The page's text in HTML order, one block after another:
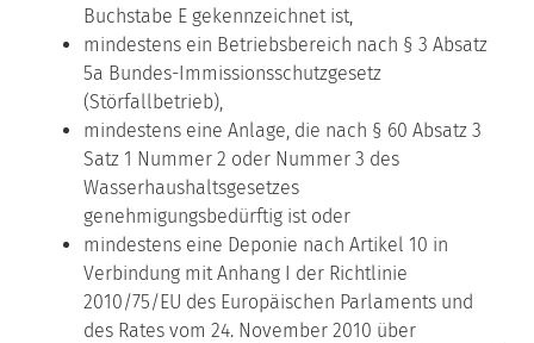
Buchstabe E gekennzeichnet ist,
mindestens ein Betriebsbereich nach § 3 Absatz
5a Bundes-Immissionsschutzgesetz
(Störfallbetrieb),
mindestens eine Anlage, die nach § 60 Absatz 3
Satz 1 Nummer 2 oder Nummer 3 des
Wasserhaushaltsgesetzes
genehmigungsbedürftig ist oder
mindestens eine Deponie nach Artikel 10 in
Verbindung mit Anhang I der Richtlinie
2010/75/EU des Europäischen Parlaments und
des Rates vom 24. November 2010 über